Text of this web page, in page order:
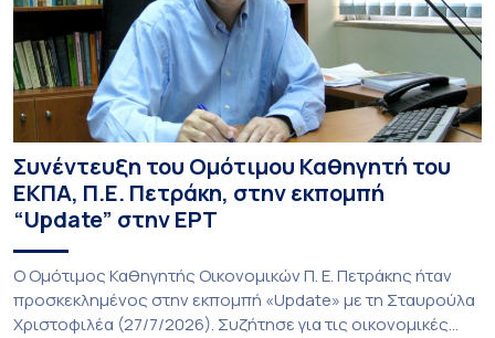
Συνέντευξη του Ομότιμου Καθηγητή του
ΕΚΠΑ, Π.Ε. Πετράκη, στην εκπομπή
“Update” στην ΕΡΤ
O Ομότιμος Καθηγητής Οικονομικών Π. Ε. Πετράκης ήταν
προσκεκλημένος στην εκπομπή «Update» με τη Σταυρούλα
Χριστοφιλέα (27/7/2026). Συζήτησε για τις οικονομικές